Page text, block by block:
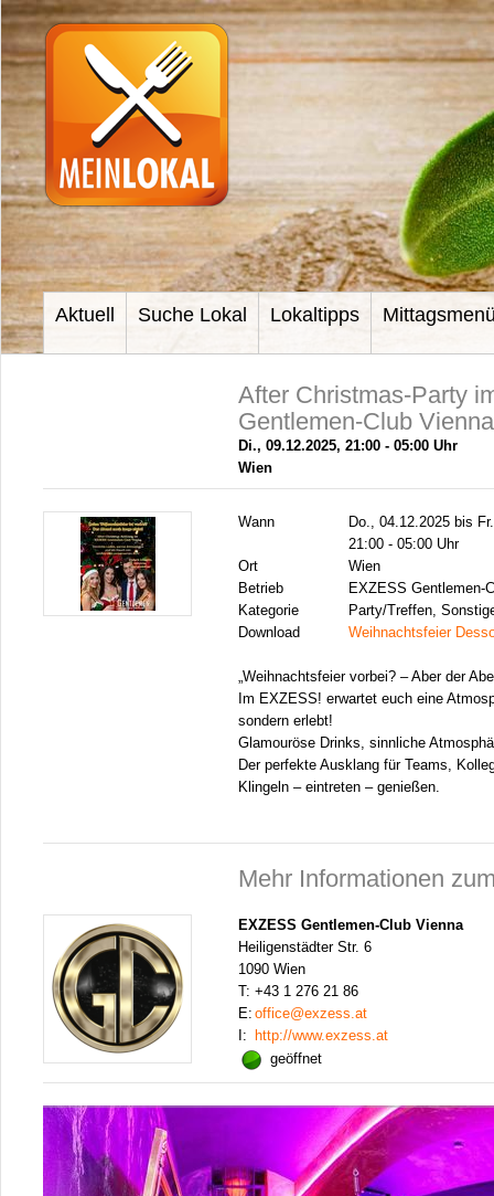
Aktuell Suche Lokal Lokaltipps
After Christmas-Party
Gentlemen-Club Vienna
Di., 09.12.2025, 21:00 - 05:00 Uhr
Wien
Wann
Do., 04.12.2025 bis
21:00 - 05:00 Uhr
Ort
Wien
Betrieb
EXZESS Gentlemen-
Kategorie
Party/Treffen,
Download
Weihnachtsfeier
„Weihnachtsfeier vorbei? – Aber der
Im EXZESS! erwartet euch eine
sondern erlebt!
Glamouröse Drinks, sinnliche
Der perfekte Ausklang für Teams,
Klingeln – eintreten – genießen.
Mehr Informationen
EXZESS Gentlemen-Club Vienna
Heiligenstädter Str. 6
1090 Wien
T: +43 1 276 21 86
E: office@exzess.at
I:
http://www.exzess.at
geöffnet